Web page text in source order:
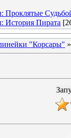
Проклятые
История Пирата
"Корсары"